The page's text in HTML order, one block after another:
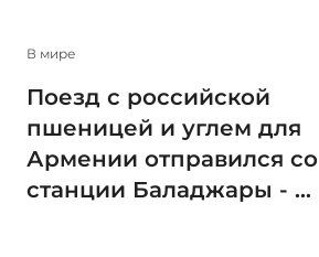
В мире
Поезд с российской
пшеницей и углем для
Армении отправился со
станции Баладжары - ...